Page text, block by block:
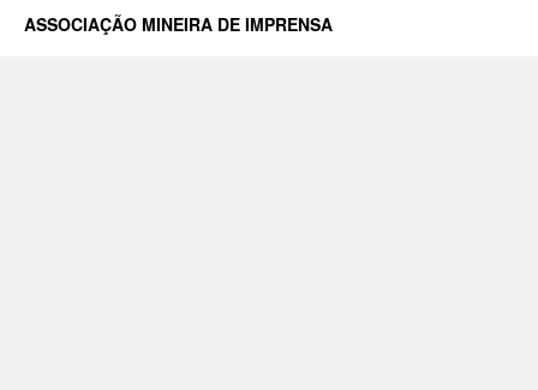
ASSOCIAÇÃO MINEIRA DE IMPRENSA